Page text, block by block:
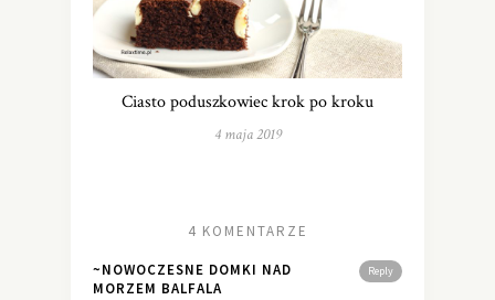
Ciasto poduszkowiec krok po kroku
4 maja 2019
4 KOMENTARZE
Reply
~NOWOCZESNE DOMKI NAD
MORZEM BALFALA